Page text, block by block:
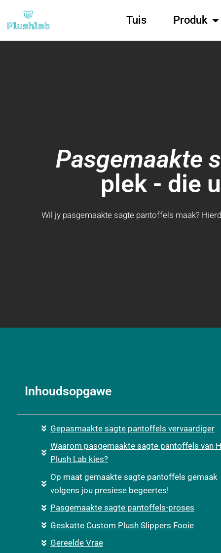
Tuis Produk
Pasgemaakte
plek - die
Wil jy pasgemaakte sagte pantoffels maak?
Inhoudsopgawe
Gepasmaakte sagte pantoffels vervaardiger
Waarom pasgemaakte sagte pantoffels van
Plush Lab kies?
Op maat gemaakte sagte pantoffels gemaak
volgens jou presiese begeertes!
Pasgemaakte sagte pantoffels-proses
Geskatte Custom Plush Slippers Fooie
Gereelde Vrae